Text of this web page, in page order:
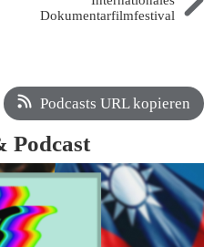
Dokumentarfilmfestival
Podcasts URL kopieren
Podcast